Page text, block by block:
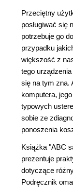
Przeciętny
posługiwać się
potrzebuje go
przypadku
większość z
tego
się na tym zna.
komputera,
typowych
sobie ze
ponoszenia
Książka "ABC
prezentuje
dotyczące
Podręcznik